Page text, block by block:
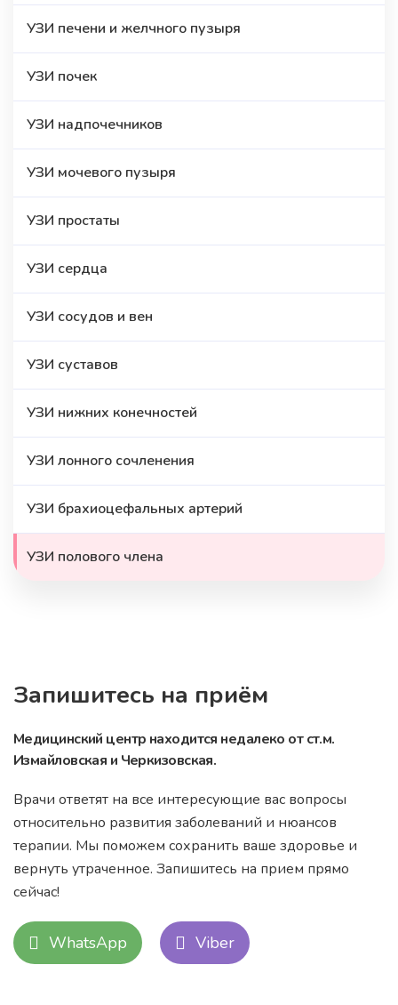
УЗИ печени и желчного пузыря
УЗИ почек
УЗИ надпочечников
УЗИ мочевого пузыря
УЗИ простаты
УЗИ сердца
УЗИ сосудов и вен
УЗИ суставов
УЗИ нижних конечностей
УЗИ лонного сочленения
УЗИ брахиоцефальных артерий
УЗИ полового члена
Запишитесь на приём
Медицинский центр находится недалеко от ст.м.
Измайловская и Черкизовская.
Врачи ответят на все интересующие вас вопросы
относительно развития заболеваний и нюансов
терапии. Мы поможем сохранить ваше здоровье и
вернуть утраченное. Запишитесь на прием прямо
сейчас!
WhatsApp Viber